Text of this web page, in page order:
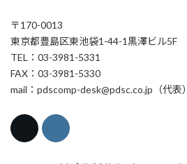
〒170-0013
東京都豊島区東池袋1-44-1黒澤ビル5F
TEL：03-3981-5331
FAX：03-3981-5330
mail：pdscomp-desk@pdsc.co.jp（代表）